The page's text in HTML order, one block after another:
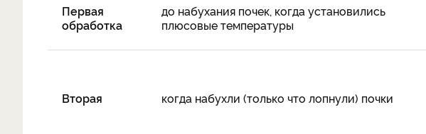
Первая
обработка
до набухания почек, когда установились
плюсовые температуры
Вторая когда набухли (только что лопнули) почки